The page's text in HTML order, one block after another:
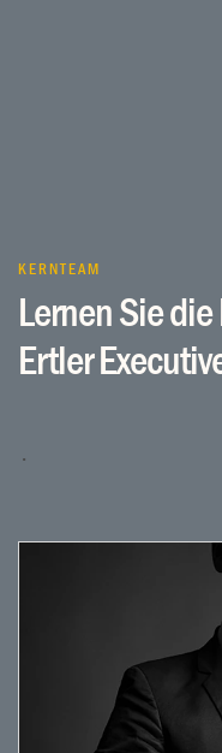
KERNTEAM
Lernen Sie
Ertler
.